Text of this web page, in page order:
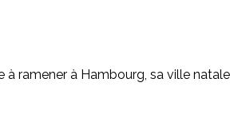
à ramener à Hambourg, sa ville